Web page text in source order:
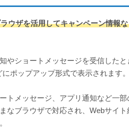
ウザを活用してキャンペーン情報
やショートメッセージを受信した
ポップアップ形式で表示されます。
トメッセージ、アプリ通知など一
なブラウザで対応され、Webサイ